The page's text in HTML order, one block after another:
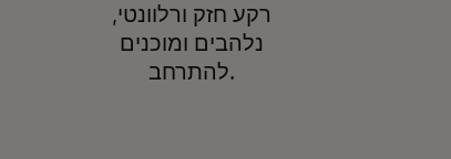
רקע חזק ורלוונטי,
נלהבים ומוכנים
להתרחב.